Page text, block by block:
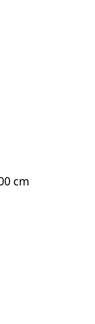
cm